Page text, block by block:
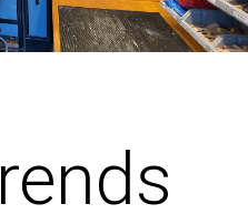
rends